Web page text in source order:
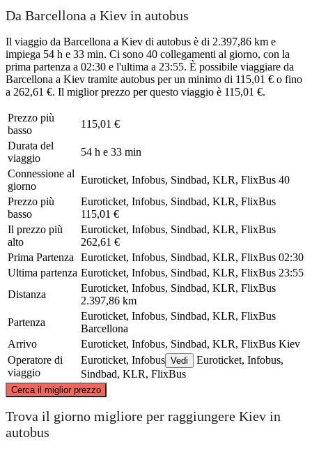
Da Barcellona a Kiev in autobus
Il viaggio da Barcellona a Kiev di autobus è di 2.397,86 km e
impiega 54 h e 33 min. Ci sono 40 collegamenti al giorno, con la
prima partenza a 02:30 e l'ultima a 23:55. È possibile viaggiare da
Barcellona a Kiev tramite autobus per un minimo di 115,01 € o fino
a 262,61 €. Il miglior prezzo per questo viaggio è 115,01 €.
Prezzo più
basso
115,01 €
Durata del
viaggio
54 h e 33 min
Connessione al
giorno
Euroticket, Infobus, Sindbad, KLR, FlixBus 40
Prezzo più
basso
Euroticket, Infobus, Sindbad, KLR, FlixBus
115,01 €
Il prezzo più
alto
Euroticket, Infobus, Sindbad, KLR, FlixBus
262,61 €
Prima Partenza
Euroticket, Infobus, Sindbad, KLR, FlixBus 02:30
Ultima partenza Euroticket, Infobus, Sindbad, KLR, FlixBus 23:55
Distanza
Euroticket, Infobus, Sindbad, KLR, FlixBus
2.397,86 km
Partenza
Euroticket, Infobus, Sindbad, KLR, FlixBus
Barcellona
Arrivo
Euroticket, Infobus, Sindbad, KLR, FlixBus Kiev
Operatore di
viaggio
Euroticket, Infobus Vedi
Euroticket, Infobus,
Sindbad, KLR, FlixBus
Cerca il miglior prezzo
©CARTO
Trova il giorno migliore per raggiungere Kiev in
autobus